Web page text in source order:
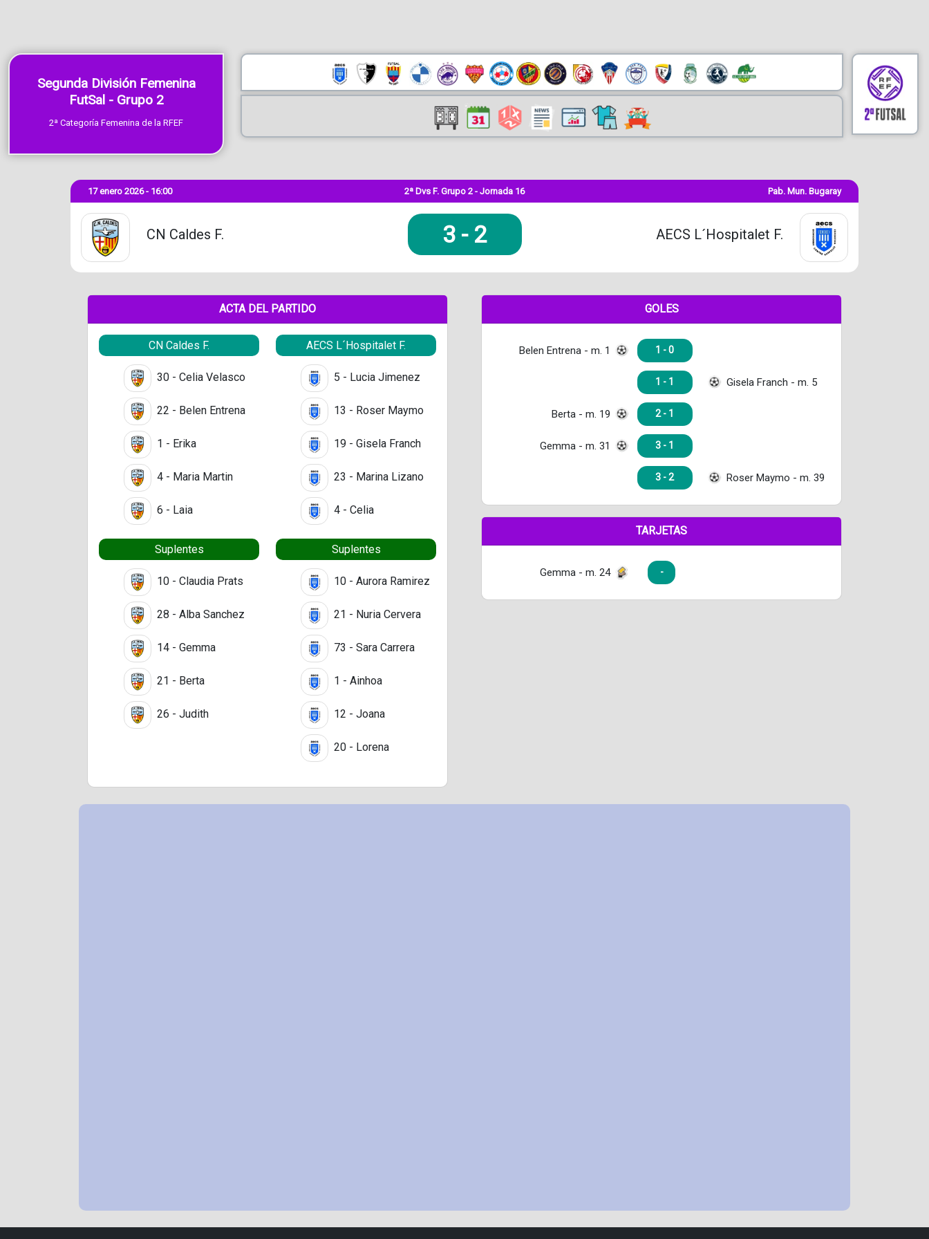
Segunda División Femenina
FutSal - Grupo 2
2ª Categoría Femenina de la RFEF
17 enero 2026 - 16:00 2ª Dvs F. Grupo 2 - Jornada 16 Pab. Mun. Bugaray
CN Caldes F. 3 - 2 AECS L´Hospitalet F.
ACTA DEL PARTIDO
CN Caldes F.
30 - Celia Velasco
22 - Belen Entrena
1 - Erika
4 - Maria Martin
6 - Laia
Suplentes
10 - Claudia Prats
28 - Alba Sanchez
14 - Gemma
21 - Berta
26 - Judith
AECS L´Hospitalet F.
5 - Lucia Jimenez
13 - Roser Maymo
19 - Gisela Franch
23 - Marina Lizano
4 - Celia
Suplentes
10 - Aurora Ramirez
21 - Nuria Cervera
73 - Sara Carrera
1 - Ainhoa
12 - Joana
20 - Lorena
GOLES
Belen Entrena - m. 1 1 - 0
1 - 1 Gisela Franch - m. 5
Berta - m. 19 2 - 1
Gemma - m. 31 3 - 1
3 - 2 Roser Maymo - m. 39
TARJETAS
Gemma - m. 24 -